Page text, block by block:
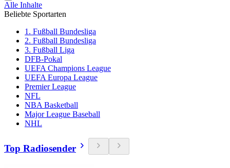
Alle Inhalte
Beliebte Sportarten
1. Fußball Bundesliga
2. Fußball Bundesliga
3. Fußball Liga
DFB-Pokal
UEFA Champions League
UEFA Europa League
Premier League
NFL
NBA Basketball
Major League Baseball
NHL
Top Radiosender